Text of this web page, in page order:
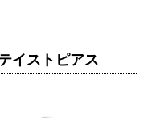
イストピアス